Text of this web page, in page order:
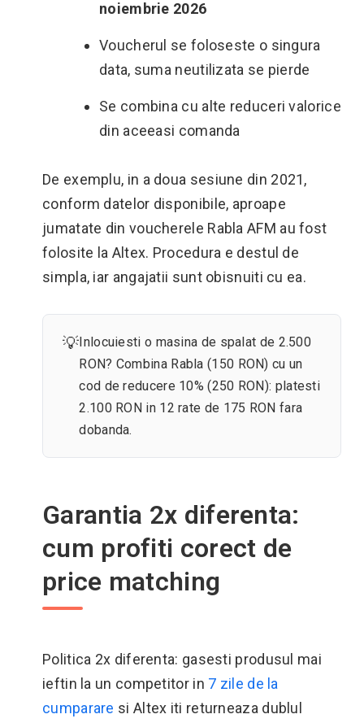
noiembrie 2026
Voucherul se foloseste o singura
data, suma neutilizata se pierde
Se combina cu alte reduceri valorice
din aceeasi comanda
De exemplu, in a doua sesiune din 2021,
conform datelor disponibile, aproape
jumatate din voucherele Rabla AFM au fost
folosite la Altex. Procedura e destul de
simpla, iar angajatii sunt obisnuiti cu ea.
💡Inlocuiesti o masina de spalat de 2.500
RON? Combina Rabla (150 RON) cu un
cod de reducere 10% (250 RON): platesti
2.100 RON in 12 rate de 175 RON fara
dobanda.
Garantia 2x diferenta:
cum profiti corect de
price matching
Politica 2x diferenta: gasesti produsul mai
ieftin la un competitor in 7 zile de la
cumparare si Altex iti returneaza dublul